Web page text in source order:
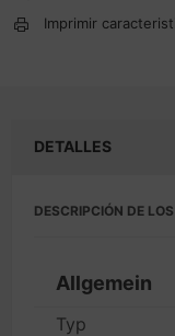
Imprimir
DETALLES
DESCRIPCIÓN DE
Allgemein
Typ